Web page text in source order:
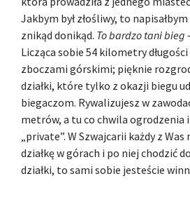
Jakbym był złośliwy, to
znikąd donikąd. To bardzo tani bieg
Licząca sobie 54 kilometry
zboczami górskimi; pięknie
działki, które tylko z okazji biegu
biegaczom. Rywalizujesz w
metrów, a tu co chwila ogrodzenia
„private”. W Szwajcarii każdy z
działkę w górach i po niej chodzić
działki, to sami sobie jesteście